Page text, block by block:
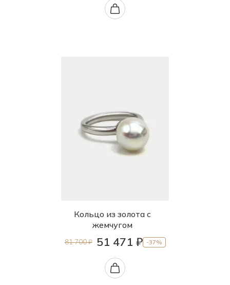
Кольцо из золота с
жемчугом
81 700 ₽ 51 471 ₽ -37%